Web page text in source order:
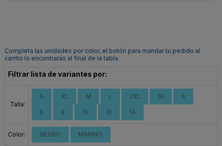
Completa las unidades por color, el botón para mandar tu pedido al
carrito lo encontrarás al final de la tabla.
Filtrar lista de variantes por:
Talla:
S XL M L 2XL 16 4
6 8 10 12 14
Color: NEGRO MARINO